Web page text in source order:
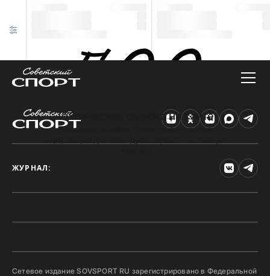
Техническая ошибка на сайте
Произошла ошибка. Чтобы найти нужную
ЖУРНАЛ:
Сетевое издание SOVSPORT RU зарегистрировано в Федеральной